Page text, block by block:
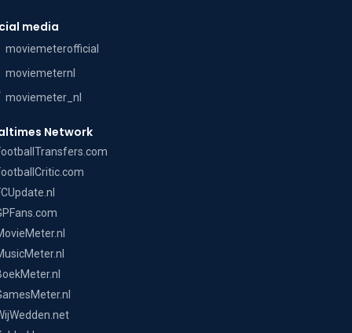
media
moviemeterofficial
moviemeternl
moviemeter_nl
Network